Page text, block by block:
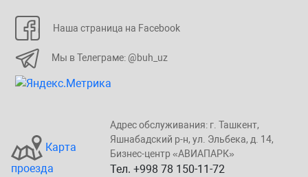
Наша страница на Facebook
Мы в Телеграме: @buh_uz
Карта
проезда
Адрес обслуживания: г. Taшкент,
Яшнaбaдский p-н, yл. Эльбeка, д. 14,
Бизнеc-центp «ABИАПAPК»
Тел. +998 78 150-11-72